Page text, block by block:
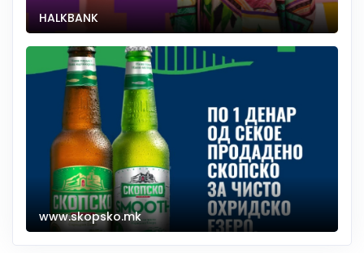
HALKBANK
www.skopsko.mk